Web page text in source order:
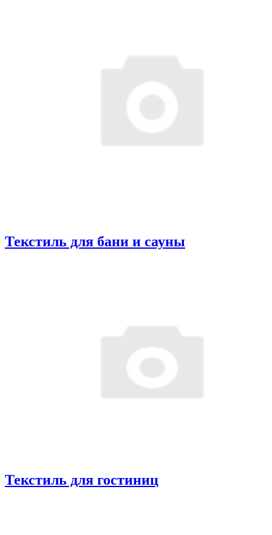
Текстиль для бани и сауны
Текстиль для гостиниц